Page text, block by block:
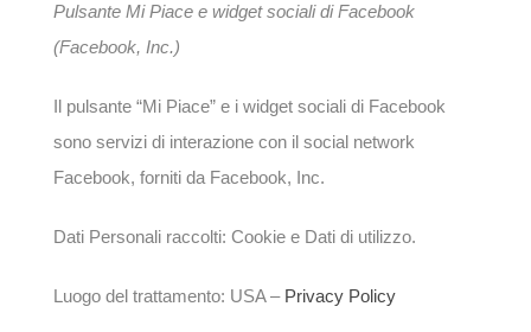
Pulsante Mi Piace e widget sociali di Facebook
(Facebook, Inc.)
Il pulsante “Mi Piace” e i widget sociali di Facebook
sono servizi di interazione con il social network
Facebook, forniti da Facebook, Inc.
Dati Personali raccolti: Cookie e Dati di utilizzo.
Luogo del trattamento: USA – Privacy Policy